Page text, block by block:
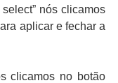
nós clicamos
aplicar e fechar a
clicamos no botão